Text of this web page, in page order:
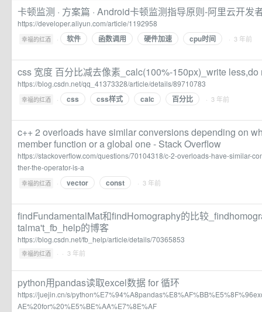
卡顿监测 · 方案篇 · Android卡顿监测指导原则-阿里云开发
https://developer.aliyun.com/article/1192958
幸福的红酒 · 软件 函数调用 硬件加速 cpu时间 · 3 年前
css 宽度 百分比减去像素_calc(100%-150px)_write less,do
https://blog.csdn.net/qq_41373328/article/details/89710783
幸福的红酒 · css css样式 calc 百分比 · 3 年前
c++ 2 overloads have similar conversions depending on
member function or a global one - Stack Overflow
https://stackoverflow.com/questions/70104318/c-2-overloads-have-similar-
ther-the-operator-is-a
幸福的红酒 · vector const · 3 年前
findFundamentalMat和findHomography的比较
talma't_fb_help的博客
https://blog.csdn.net/fb_help/article/details/70365853
幸福的红酒 · · 3 年前
python用pandas读取excel数据 for 循环
https://juejin.cn/s/
AE%20for%20%E5%BE%AA%E7%8E%AF